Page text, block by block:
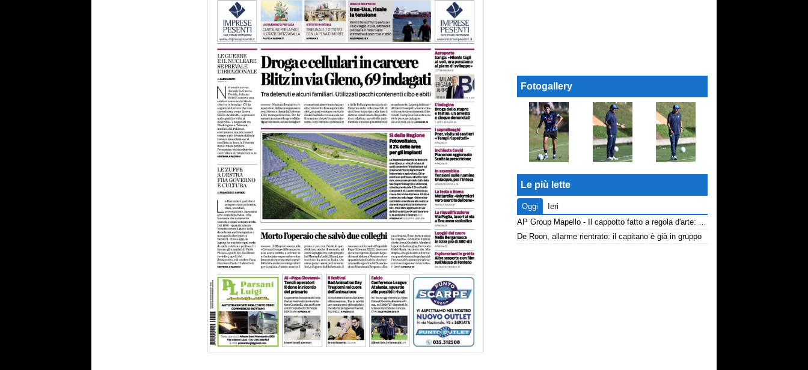
Fotogallery
Le più lette
Oggi
Ieri
AP Group Mapello - Il cappotto fatto a regola d'arte: qualità certificata ICMQ
De Roon, allarme rientrato: il capitano è già in gruppo